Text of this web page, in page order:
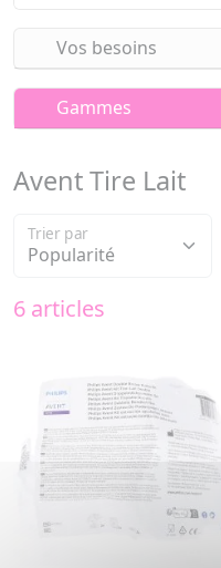
Vos besoins
Gammes
Avent Tire Lait
Trier par
6 articles